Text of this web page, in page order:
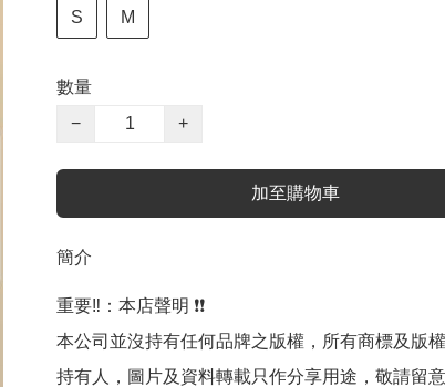
S M
數量
−
+
加至購物車
簡介
重要‼️：本店聲明 ❗️❗️
本公司並沒持有任何品牌之版權，所有商標及版
持有人，圖片及資料轉載只作分享用途，敬請留意